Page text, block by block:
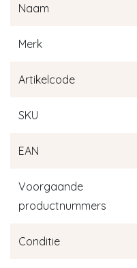
Naam
Merk
Artikelcode
SKU
EAN
Voorgaande
productnummers
Conditie